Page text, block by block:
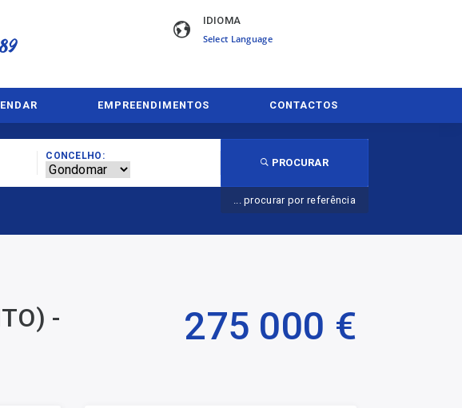
IDIOMA
EMPREENDIMENTOS CONTACTOS
CONCELHO:
PROCURAR
... procurar por referência
-
275 000 €